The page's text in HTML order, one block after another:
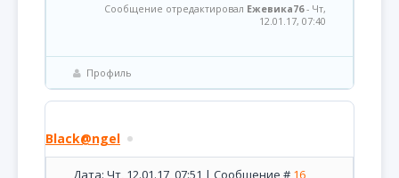
Сообщение отредактировал Ежевика76- Чт,
12.01.17, 07:40
Профиль
Black@ngel
Дата: Чт, 12.01.17, 07:51 | Сообщение # 16